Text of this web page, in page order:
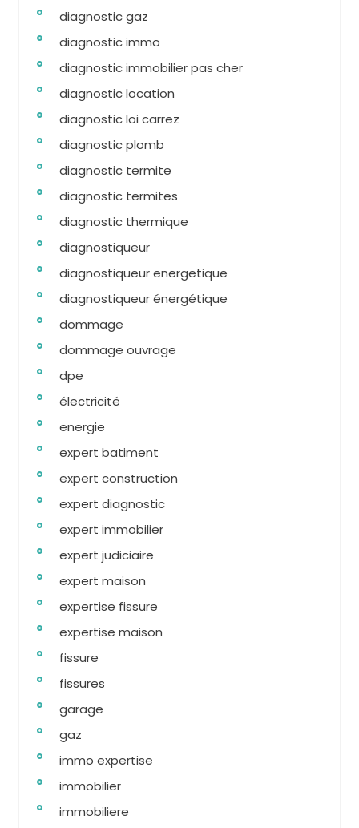
diagnostic gaz
diagnostic immo
diagnostic immobilier pas cher
diagnostic location
diagnostic loi carrez
diagnostic plomb
diagnostic termite
diagnostic termites
diagnostic thermique
diagnostiqueur
diagnostiqueur energetique
diagnostiqueur énergétique
dommage
dommage ouvrage
dpe
électricité
energie
expert batiment
expert construction
expert diagnostic
expert immobilier
expert judiciaire
expert maison
expertise fissure
expertise maison
fissure
fissures
garage
gaz
immo expertise
immobilier
immobiliere